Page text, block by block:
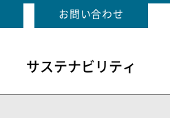
お問い合わせ
サステナビリティ